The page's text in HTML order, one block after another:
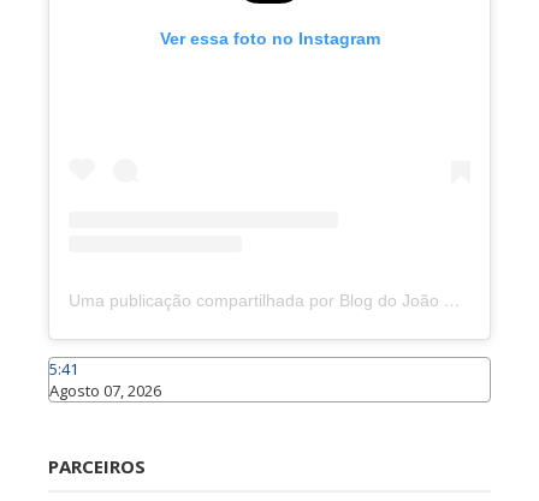
Ver essa foto no Instagram
Uma publicação compartilhada por Blog do João Marcolino (@joaomarcolinoneto)
5:41
Agosto 07, 2026
PARCEIROS